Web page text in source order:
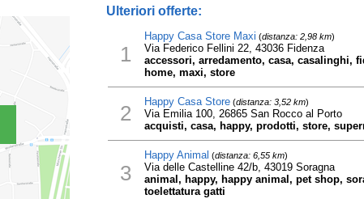
Ulteriori offerte:
1
Happy Casa Store Maxi (distanza: 2,98 km)
Via Federico Fellini 22, 43036 Fidenza
accessori, arredamento, casa, casalinghi,
home, maxi, store
2 Happy Casa Store(distanza: 3,52 km)
Via Emilia 100, 26865 San Rocco al Porto
acquisti, casa, happy, prodotti, store,
3
Happy Animal (distanza: 6,55 km)
Via delle Castelline 42/b, 43019 Soragna
animal, happy, happy animal, pet shop,
toelettatura gatti